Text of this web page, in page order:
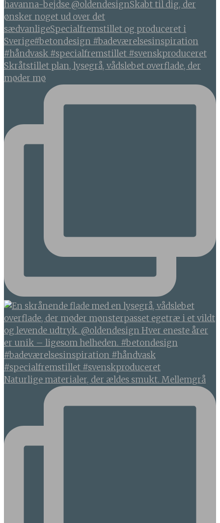
Skråtstillet plan, lysegrå, vådslebet overflade, der
møder mø
Naturlige materialer, der ældes smukt. Mellemgrå